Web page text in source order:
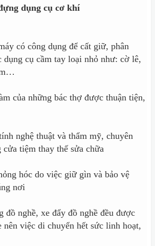
dụng cụ cơ khí
có công dụng để cất giữ, phân
dụng cụ cầm tay loại nhỏ như: cờ lê,
của những bác thợ được thuận tiện,
nghệ thuật và thẩm mỹ, chuyên
tiệm thay thế sửa chữa
hóc do việc giữ gìn và bảo vệ
nơi
đồ nghề, xe đẩy đồ nghề đều được
nên việc di chuyển hết sức linh hoạt,